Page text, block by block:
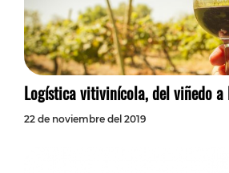
Logística vitivinícola, del viñedo a
22 de noviembre del 2019